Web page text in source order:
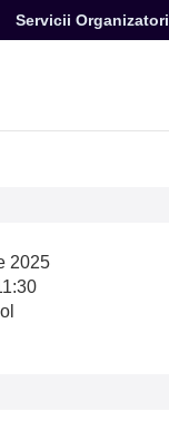
Servicii Organizatori
2025